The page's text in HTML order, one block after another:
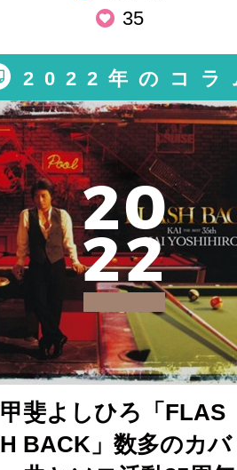
35
2022年のコラ
20
22
甲斐よしひろ「FLAS
H BACK」数多のカバ